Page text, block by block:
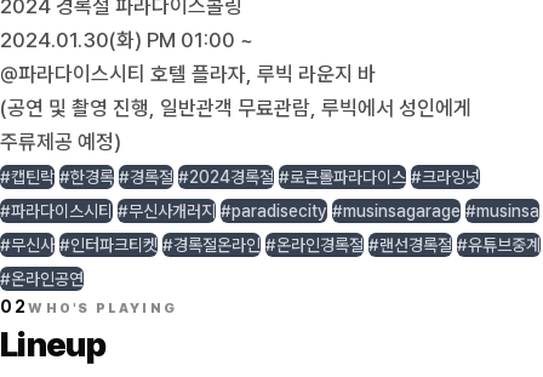
2024 경록절 파라다이스콜링
2024.01.30(화) PM 01:00 ~
@파라다이스시티 호텔 플라자, 루빅 라운지 바
(공연 및 촬영 진행, 일반관객 무료관람, 루빅에서 성인에게
주류제공 예정)
#캡틴락 #한경록 #경록절 #2024경록절 #로큰롤파라다이스 #크라잉넛
#파라다이스시티 #무신사개러지 #paradisecity #musinsagarage #musinsa
#무신사 #인터파크티켓 #경록절온라인 #온라인경록절 #랜선경록절 #유튜브중계
#온라인공연
02WHO'S PLAYING
Lineup